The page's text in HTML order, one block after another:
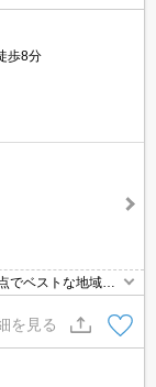
歩8分
でベストな地域を
を見る